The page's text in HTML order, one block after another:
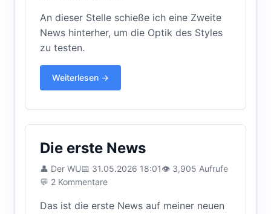
An dieser Stelle schieße ich eine Zweite
News hinterher, um die Optik des Styles
zu testen.
Weiterlesen →
Die erste News
👤 Der WU📅 31.05.2026 18:01👁 3,905 Aufrufe
💬 2 Kommentare
Das ist die erste News auf meiner neuen